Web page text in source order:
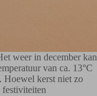
weer in december kan
van ca. 13°C
Hoewel kerst niet zo